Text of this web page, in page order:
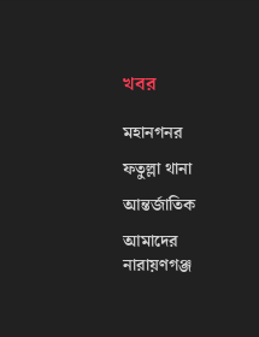
খবর
মহানগনর
ফতুল্লা থানা
আন্তর্জাতিক
আমাদের
নারায়ণগঞ্জ